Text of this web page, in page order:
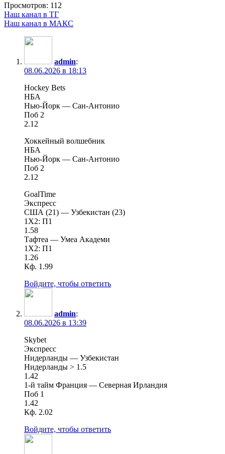
Просмотров: 112
Наш канал в ТГ
Наш канал в МАКС
admin:
08.06.2026 в 18:13
Hockey Bets
НБА
Нью-Йорк — Сан-Антонио
Поб 2
2.12
Хоккейный волшебник
НБА
Нью-Йорк — Сан-Антонио
Поб 2
2.12
GoalTime
Экспресс
США (21) — Узбекистан (23)
1X2: П1
1.58
Тафтеа — Умеа Академи
1X2: П1
1.26
Кф. 1.99
Войдите, чтобы ответить
admin:
08.06.2026 в 13:39
Skybet
Экспресс
Нидерланды — Узбекистан
Нидерланды > 1.5
1.42
1-й тайм Франция — Северная Ирландия
Поб 1
1.42
Кф. 2.02
Войдите, чтобы ответить